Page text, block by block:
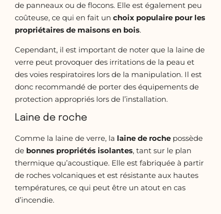
de panneaux ou de flocons. Elle est également peu
coûteuse, ce qui en fait un choix populaire pour les
propriétaires de maisons en bois.
Cependant, il est important de noter que la laine de
verre peut provoquer des irritations de la peau et
des voies respiratoires lors de la manipulation. Il est
donc recommandé de porter des équipements de
protection appropriés lors de l’installation.
Laine de roche
Comme la laine de verre, la laine de roche possède
de bonnes propriétés isolantes, tant sur le plan
thermique qu’acoustique. Elle est fabriquée à partir
de roches volcaniques et est résistante aux hautes
températures, ce qui peut être un atout en cas
d’incendie.